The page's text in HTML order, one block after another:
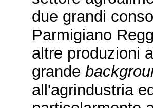
due grandi
Parmigiano
altre produzioni
grande
all'agrindustria